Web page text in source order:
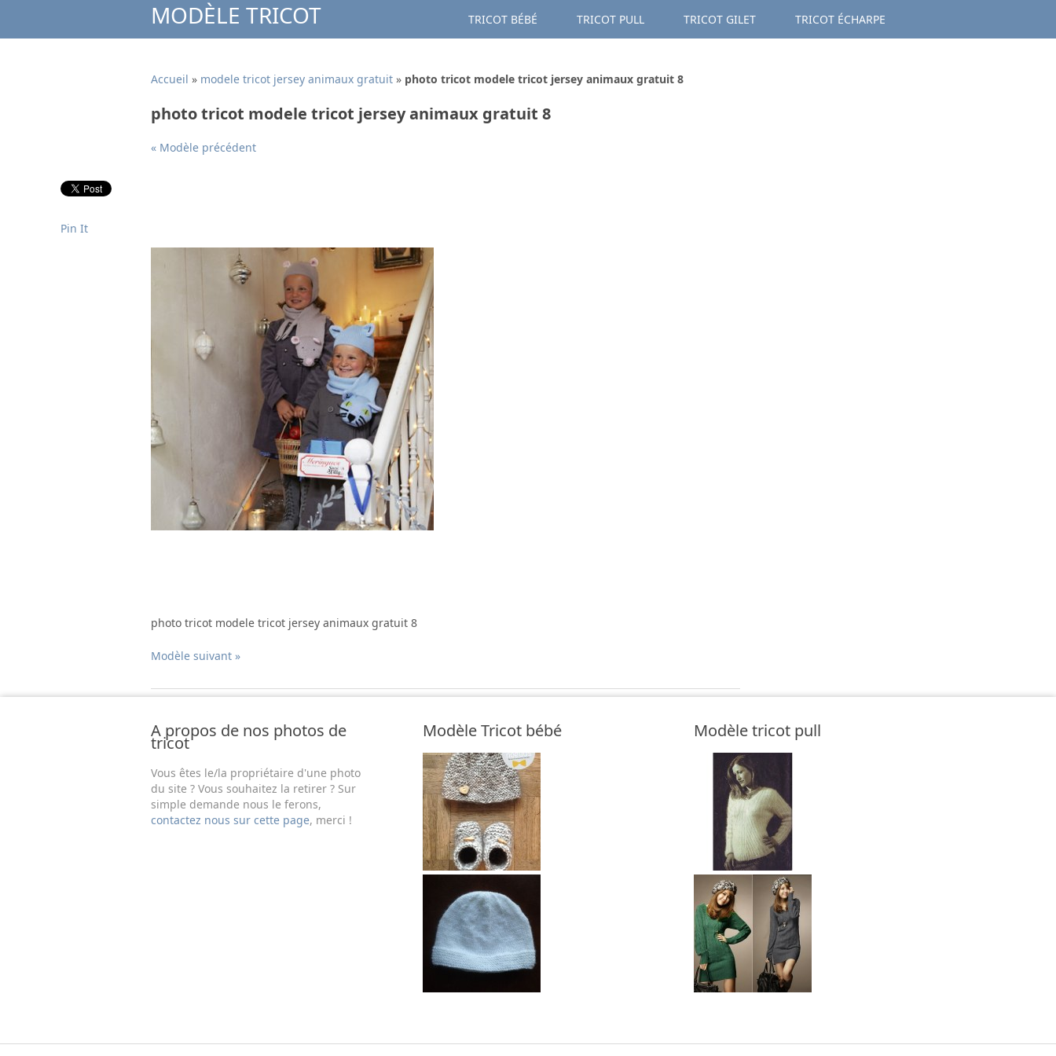
MODÈLE TRICOT TRICOT BÉBÉ TRICOT PULL TRICOT GILET TRICOT ÉCHARPE
Accueil » modele tricot jersey animaux gratuit » photo tricot modele tricot jersey animaux gratuit 8
photo tricot modele tricot jersey animaux gratuit 8
« Modèle précédent
photo tricot modele tricot jersey animaux gratuit 8
Modèle suivant »
Pin It
A propos de nos photos de
tricot
Vous êtes le/la propriétaire d'une photo
du site ? Vous souhaitez la retirer ? Sur
simple demande nous le ferons,
contactez nous sur cette page, merci !
Modèle Tricot bébé Modèle tricot pull